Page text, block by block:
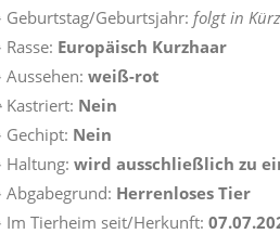
Geburtstag/Geburtsjahr: folgt in
Rasse: Europäisch Kurzhaar
Aussehen: weiß-rot
Kastriert: Nein
Gechipt: Nein
Haltung: wird ausschließlich zu
Abgabegrund: Herrenloses Tier
Im Tierheim seit/Herkunft: